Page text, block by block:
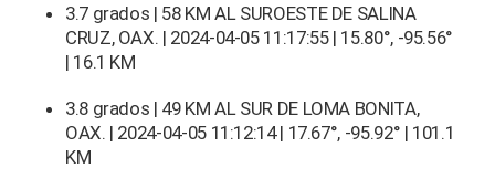
3.7 grados | 58 KM AL SUROESTE DE SALINA
CRUZ, OAX. | 2024-04-05 11:17:55 | 15.80°, -95.56°
| 16.1 KM
3.8 grados | 49 KM AL SUR DE LOMA BONITA,
OAX. | 2024-04-05 11:12:14 | 17.67°, -95.92° | 101.1
KM